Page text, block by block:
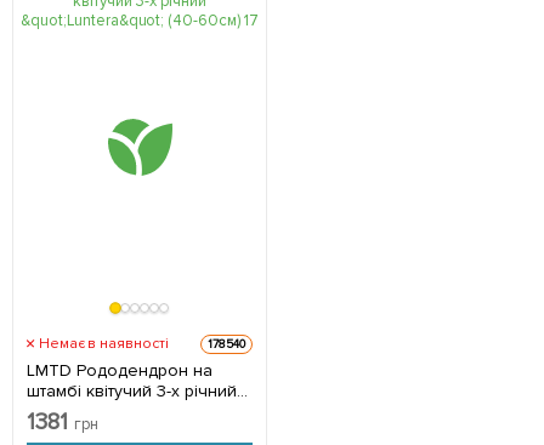
Немає в наявності 178540
LMTD Рододендрон на
штамбі квітучий 3-х річний
"Luntera" (40-60см) з
Нідерландів 1 саджанець в
1381 грн